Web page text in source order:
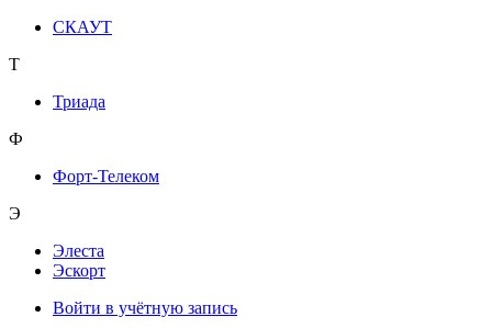
СКАУТ
Т
Триада
Ф
Форт-Телеком
Э
Элеста
Эскорт
Войти в учётную запись